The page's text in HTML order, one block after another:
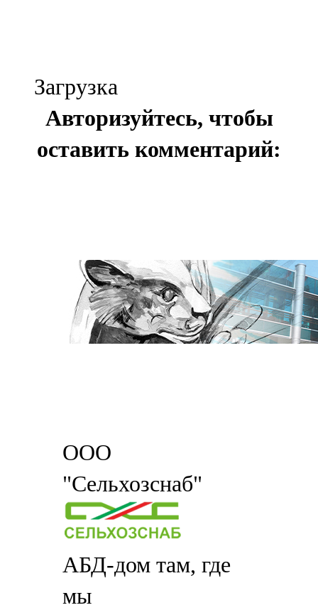
Загрузка
Авторизуйтесь, чтобы
оставить комментарий:
ООО
"Сельхозснаб"
АБД-дом там, где
мы